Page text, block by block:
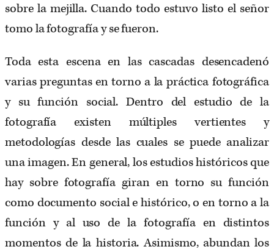
sobre la mejilla. Cuando todo estuvo listo el señor
tomo la fotografía y se fueron.
Toda esta escena en las cascadas desencadenó
varias preguntas en torno a la práctica fotográfica
y su función social. Dentro del estudio de la
fotografía existen múltiples vertientes y
metodologías desde las cuales se puede analizar
una imagen. En general, los estudios históricos que
hay sobre fotografía giran en torno su función
como documento social e histórico, o en torno a la
función y al uso de la fotografía en distintos
momentos de la historia. Asimismo, abundan los